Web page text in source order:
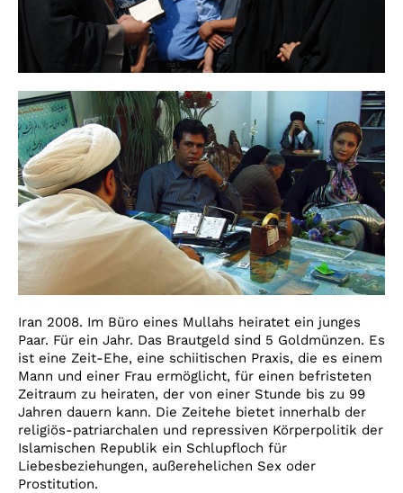
Iran 2008. Im Büro eines Mullahs heiratet ein junges
Paar. Für ein Jahr. Das Brautgeld sind 5 Goldmünzen. Es
ist eine Zeit-Ehe, eine schiitischen Praxis, die es einem
Mann und einer Frau ermöglicht, für einen befristeten
Zeitraum zu heiraten, der von einer Stunde bis zu 99
Jahren dauern kann. Die Zeitehe bietet innerhalb der
religiös-patriarchalen und repressiven Körperpolitik der
Islamischen Republik ein Schlupfloch für
Liebesbeziehungen, außerehelichen Sex oder
Prostitution.